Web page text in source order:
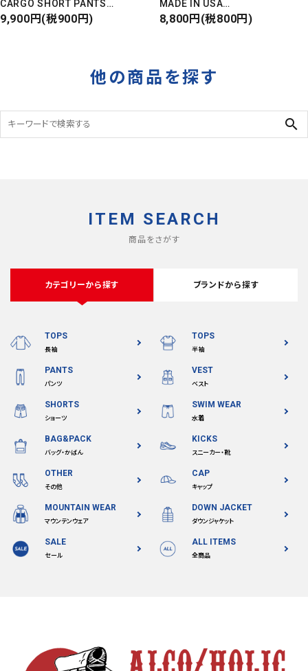
CARGO SHORT PANTS
カーゴショートパンツ
9,900円(税900円)
MADE IN USA
Front Design
8,800円(税800円)
他の商品を探す
search
ITEM SEARCH
商品をさがす
カテゴリーから探す ブランドから探す
TOPS
長袖
TOPS
半袖
PANTS
パンツ
VEST
ベスト
SHORTS
ショーツ
SWIM WEAR
水着
BAG&PACK
バッグ・かばん
KICKS
スニーカー・靴
OTHER
その他
CAP
キャップ
MOUNTAIN WEAR
マウンテンウェア
DOWN JACKET
ダウンジャケット
SALE
セール
ALL ITEMS
全商品